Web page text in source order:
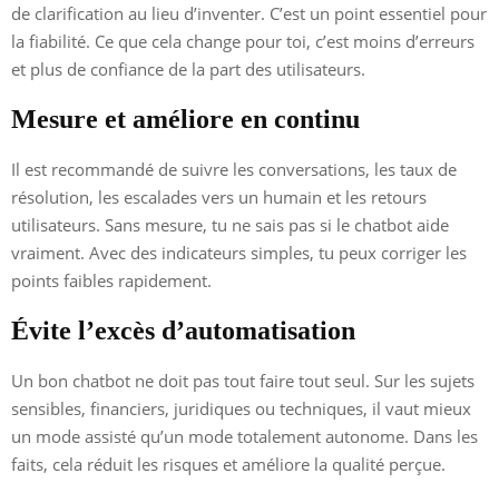
de clarification au lieu d’inventer. C’est un point essentiel pour
la fiabilité. Ce que cela change pour toi, c’est moins d’erreurs
et plus de confiance de la part des utilisateurs.
Mesure et améliore en continu
Il est recommandé de suivre les conversations, les taux de
résolution, les escalades vers un humain et les retours
utilisateurs. Sans mesure, tu ne sais pas si le chatbot aide
vraiment. Avec des indicateurs simples, tu peux corriger les
points faibles rapidement.
Évite l’excès d’automatisation
Un bon chatbot ne doit pas tout faire tout seul. Sur les sujets
sensibles, financiers, juridiques ou techniques, il vaut mieux
un mode assisté qu’un mode totalement autonome. Dans les
faits, cela réduit les risques et améliore la qualité perçue.